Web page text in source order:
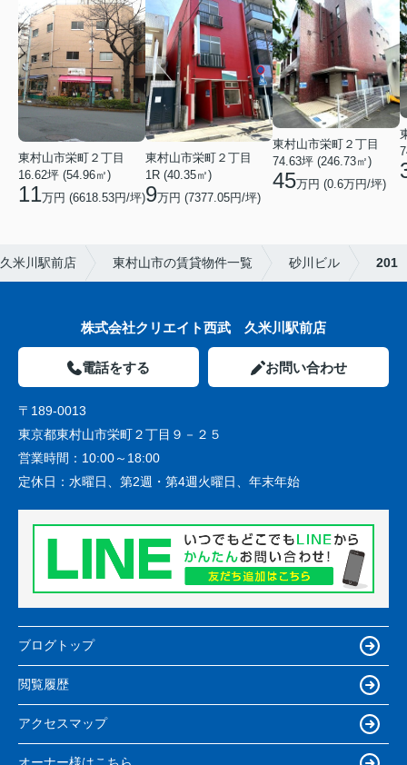
東村山市栄町２丁目
16.62坪 (54.96㎡)
11万円 (6618.53円/坪)
東村山市栄町２丁目
1R (40.35㎡)
9万円 (7377.05円/坪)
東村山市栄町２丁目
74.63坪 (246.73㎡)
45万円 (0.6万円/坪)
米川駅前店 東村山市の賃貸物件一覧 砂川ビル 201
株式会社クリエイト西武 久米川駅前店
電話をする お問い合わせ
〒189-0013
東京都東村山市栄町２丁目９－２５
営業時間： 10:00～18:00
定休日： 水曜日、第2週・第4週火曜日、年末年始
ブログトップ
閲覧履歴
アクセスマップ